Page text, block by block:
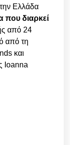
Ελλάδα
που διαρκεί
από 24
από τη
και
Ioanna